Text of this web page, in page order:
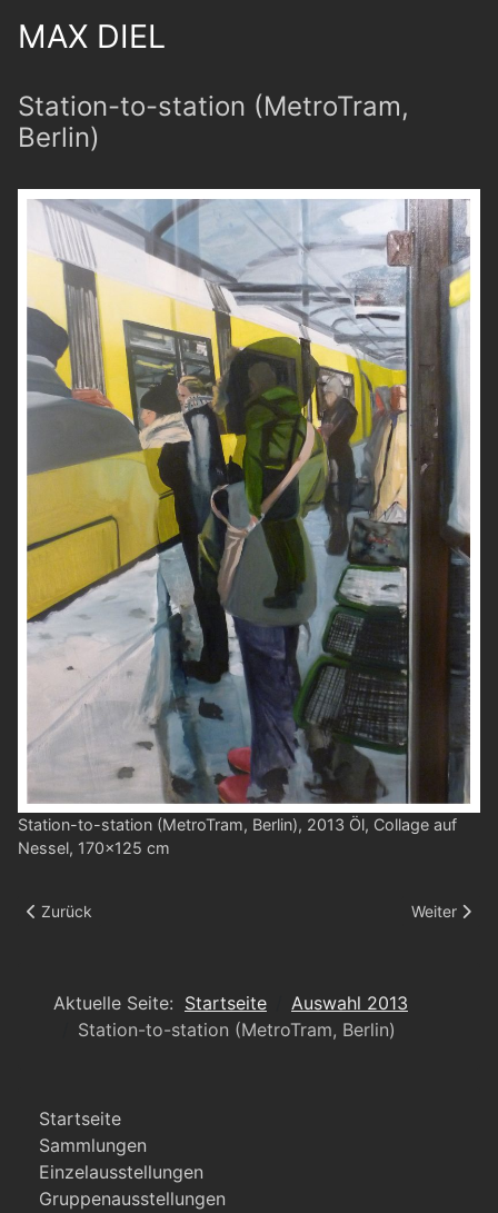
MAX DIEL
Station-to-station (MetroTram,
Berlin)
Station-to-station (MetroTram, Berlin), 2013 Öl, Collage auf
Nessel, 170x125 cm
Vorheriger Beitrag: Umbrella
Zurück Nächster
Weiter
Aktuelle Seite: Startseite
Auswahl 2013
Station-to-station (MetroTram, Berlin)
Startseite
Sammlungen
Einzelausstellungen
Gruppenausstellungen